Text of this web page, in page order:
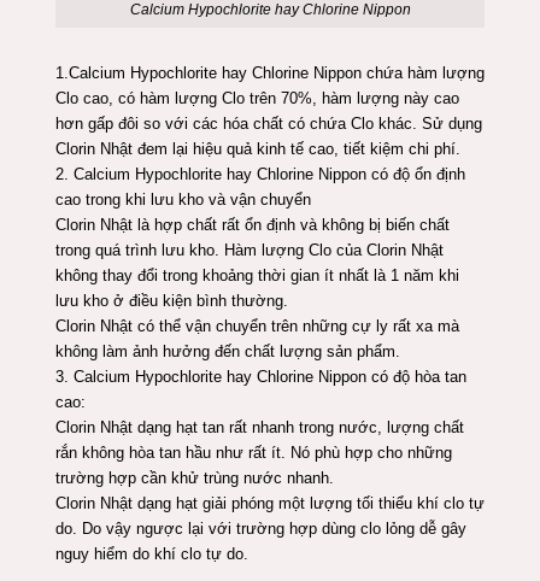
Calcium Hypochlorite hay Chlorine Nippon
1.Calcium Hypochlorite hay Chlorine Nippon chứa hàm lượng
Clo cao, có hàm lượng Clo trên 70%, hàm lượng này cao
hơn gấp đôi so với các hóa chất có chứa Clo khác. Sử dụng
Clorin Nhật đem lại hiệu quả kinh tế cao, tiết kiệm chi phí.
2. Calcium Hypochlorite hay Chlorine Nippon có độ ổn định
cao trong khi lưu kho và vận chuyển
Clorin Nhật là hợp chất rất ổn định và không bị biến chất
trong quá trình lưu kho. Hàm lượng Clo của Clorin Nhật
không thay đổi trong khoảng thời gian ít nhất là 1 năm khi
lưu kho ở điều kiện bình thường.
Clorin Nhật có thể vận chuyển trên những cự ly rất xa mà
không làm ảnh hưởng đến chất lượng sản phẩm.
3. Calcium Hypochlorite hay Chlorine Nippon có độ hòa tan
cao:
Clorin Nhật dạng hạt tan rất nhanh trong nước, lượng chất
rắn không hòa tan hầu như rất ít. Nó phù hợp cho những
trường hợp cần khử trùng nước nhanh.
Clorin Nhật dạng hạt giải phóng một lượng tối thiểu khí clo tự
do. Do vậy ngược lại với trường hợp dùng clo lỏng dễ gây
nguy hiểm do khí clo tự do.